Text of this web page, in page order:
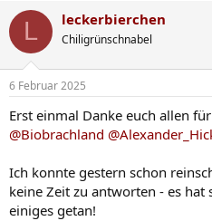
k
i
e
:
L leckerbierchen
Chiligrünschnabel
6 Februar 2025
Erst einmal Danke euch allen
@Biobrachland
Ich konnte gestern schon
keine Zeit zu antworten - es hat
einiges getan!